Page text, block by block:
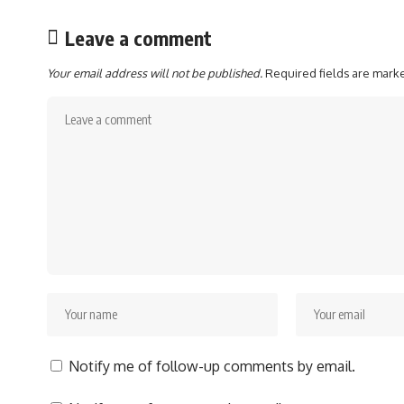
Leave a comment
Your email address will not be published.Required fields are
Notify me of follow-up comments by email.